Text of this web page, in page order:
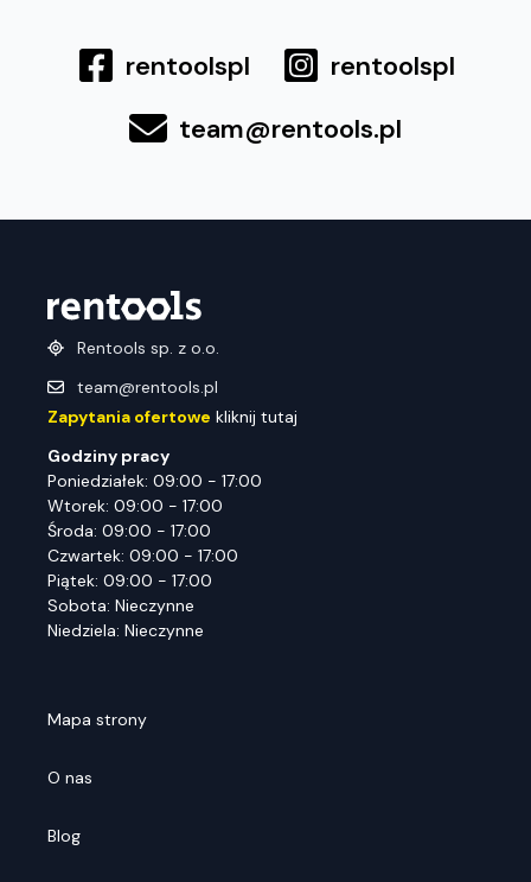
rentoolspl
rentoolspl
team@rentools.pl
Rentools sp. z o.o.
team@rentools.pl
Zapytania ofertowe kliknij tutaj
Godziny pracy
Poniedziałek: 09:00 - 17:00
Wtorek: 09:00 - 17:00
Środa: 09:00 - 17:00
Czwartek: 09:00 - 17:00
Piątek: 09:00 - 17:00
Sobota: Nieczynne
Niedziela: Nieczynne
Mapa strony
O nas
Blog